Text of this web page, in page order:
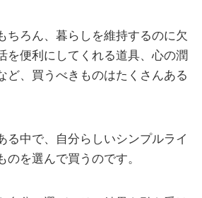
ちろん、暮らしを維持するのに欠
を便利にしてくれる道具、心の潤
ど、買うべきものはたくさんある
る中で、自分らしいシンプルライ
のを選んで買うのです。